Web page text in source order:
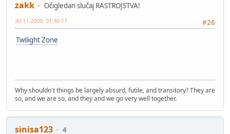
zakk
Očigledan slučaj RASTROJSTVA!
#26
30-11-2009, 01:30:17
Twilight Zone
Why shouldn't things be largely absurd, futile, and transitory? They are
so, and we are so, and they and we go very well together.
sinisa123
4